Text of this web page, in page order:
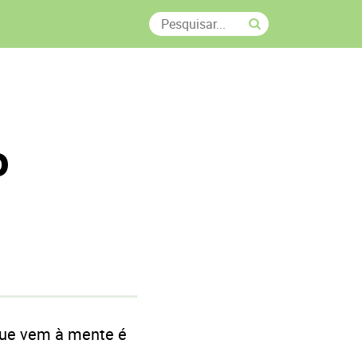
vem à mente é